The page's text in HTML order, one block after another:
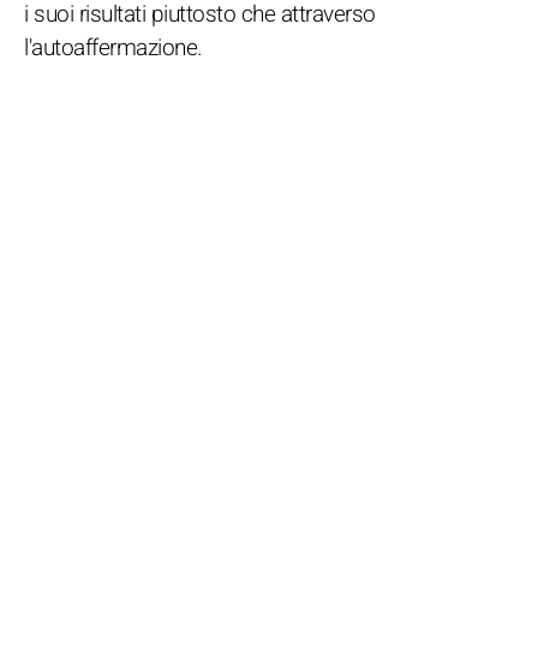
i suoi risultati piuttosto che attraverso
l'autoaffermazione.